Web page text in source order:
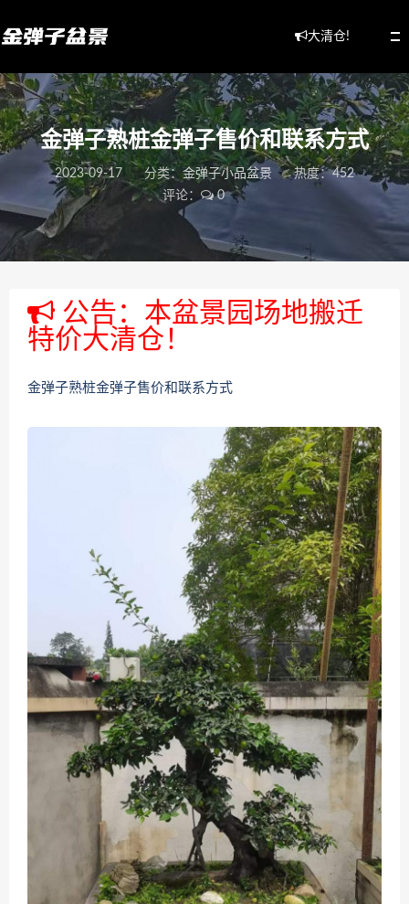
大清仓!
金弹子熟桩金弹子售价和联系方式
2023-09-17 分类： 金弹子小品盆景
热度：452
评论：
0
公告：本盆景园场地搬迁
特价大清仓！
金弹子熟桩金弹子售价和联系方式